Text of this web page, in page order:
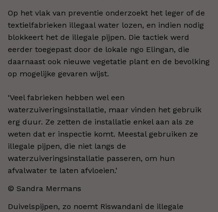
Op het vlak van preventie onderzoekt het leger of de
textielfabrieken illegaal water lozen, en indien nodig
blokkeert het de illegale pijpen. Die tactiek werd
eerder toegepast door de lokale ngo Elingan, die
daarnaast ook nieuwe vegetatie plant en de bevolking
op mogelijke gevaren wijst.
‘Veel fabrieken hebben wel een
waterzuiveringsinstallatie, maar vinden het gebruik
erg duur. Ze zetten de installatie enkel aan als ze
weten dat er inspectie komt. Meestal gebruiken ze
illegale pijpen, die niet langs de
waterzuiveringsinstallatie passeren, om hun
afvalwater te laten afvloeien.’
© Sandra Mermans
Duivelspijpen, zo noemt Riswandani de illegale